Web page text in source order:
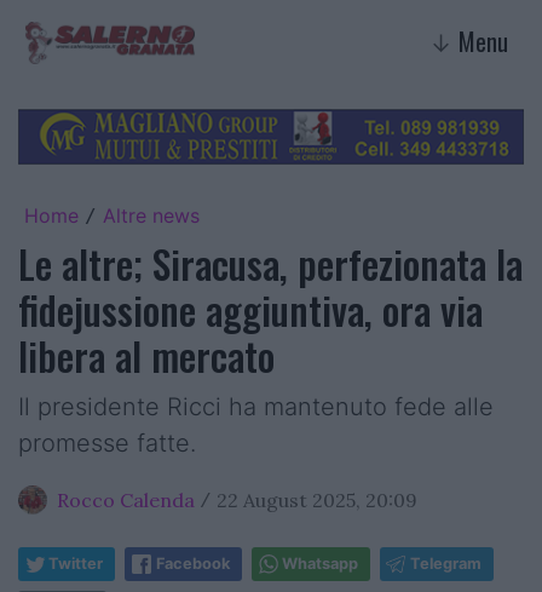
↓ Menu
Home / Altre news
Le altre; Siracusa, perfezionata la
fidejussione aggiuntiva, ora via
libera al mercato
Il presidente Ricci ha mantenuto fede alle
promesse fatte.
Rocco Calenda / 22 August 2025, 20:09
Twitter Facebook Whatsapp Telegram